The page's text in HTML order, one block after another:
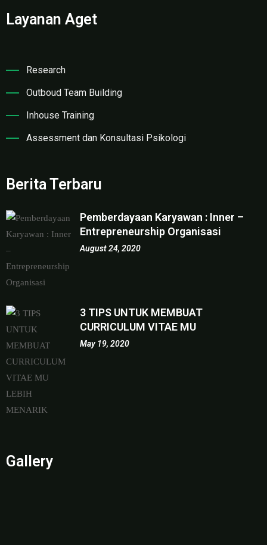
Layanan Aget
Research
Outboud Team Building
Inhouse Training
Assessment dan Konsultasi Psikologi
Berita Terbaru
Pemberdayaan Karyawan : Inner –
Entrepreneurship Organisasi
August 24, 2020
3 TIPS UNTUK MEMBUAT
CURRICULUM VITAE MU
May 19, 2020
Gallery